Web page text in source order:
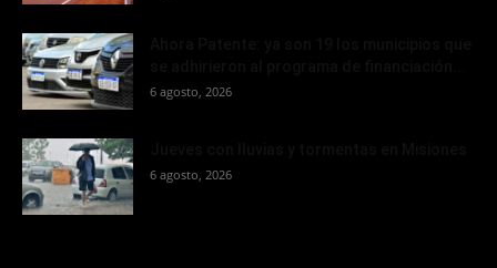
6 agosto, 2026
6 agosto, 2026